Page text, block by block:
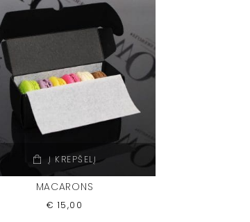
Į KREPŠELĮ
MACARONS
€ 15,00